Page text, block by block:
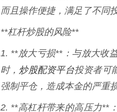
而且操作便捷，满足了不同
**杠杆炒股的风险**
1. **放大亏损**：与放大收
时， 炒股配资平台投资者可
强制平仓，造成本金的严重损
2. **高杠杆带来的高压力**